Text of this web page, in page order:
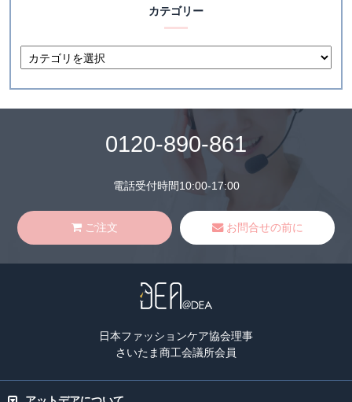
カテゴリー
0120-890-861
電話受付時間10:00-17:00
ご注文 お問合せの前に
日本ファッションケア協会理事
さいたま商工会議所会員